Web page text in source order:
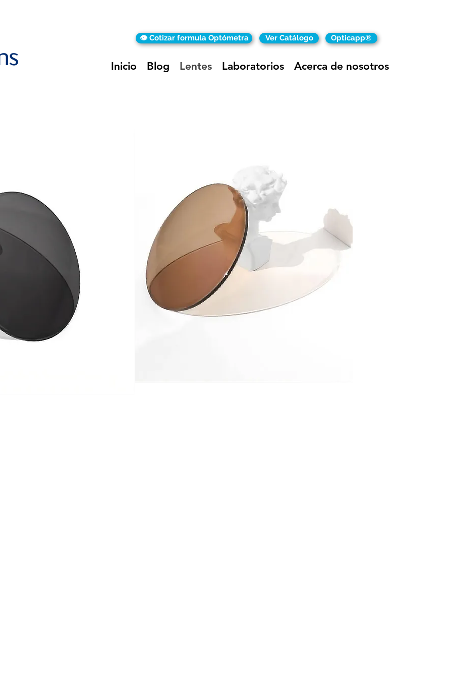
Ver Catálogo
👁️ Cotizar formula Optómetra
Inicio Blog Lentes Laboratorios Acerca de nosotros
Opticapp®